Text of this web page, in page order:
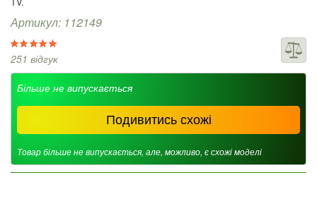
Артикул: 112149
251 відгук
Більше не випускається
Подивитись схожі
Товар більше не випускається, але, можливо, є схожі моделі